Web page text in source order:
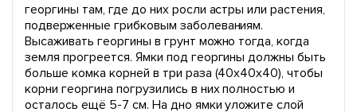
георгины там, где до них росли астры или растения,
подверженные грибковым заболеваниям.
Высаживать георгины в грунт можно тогда, когда
земля прогреется. Ямки под георгины должны быть
больше комка корней в три раза (40х40х40), чтобы
корни георгина погрузились в них полностью и
осталось ещё 5-7 см. На дно ямки уложите слой